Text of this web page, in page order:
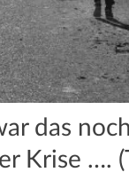
das
Krise ….